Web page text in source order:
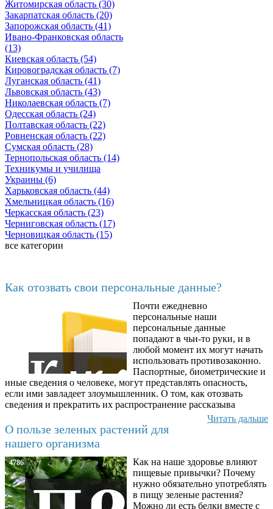
Житомирская область (30)
Закарпатская область (20)
Запорожская область (41)
Ивано-Франковская область
(13)
Киевская область (54)
Кировоградская область (7)
Луганская область (41)
Львовская область (43)
Николаевская область (7)
Одесская область (24)
Полтавская область (22)
Ровненская область (22)
Сумская область (28)
Тернопольская область (14)
Техникумы и училища
Украины (6)
Харьковская область (44)
Хмельницкая область (16)
Черкасская область (23)
Черниговская область (17)
Черновицкая область (15)
все категории
Как отозвать свои персональные данные?
Почти ежедневно
персональные наши
персональные данные
попадают в чьи-то руки, и в
любой момент их могут начать
использовать противозаконно.
Паспортные, биометрические и
иные сведения о человеке, могут представлять опасность,
если ими завладеет злоумышленник. О том, как отозвать
сведения и прекратить их распространение рассказыва
Читать дальше
О пользе зеленых растений для
нашего организма
4786
Как на наше здоровье влияют
пищевые привычки? Почему
нужно обязательно употреблять
в пищу зеленые растения?
Можно ли есть белки вместе с